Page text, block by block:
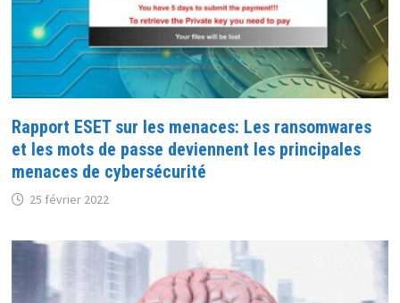
Rapport ESET sur les menaces: Les ransomwares
et les mots de passe deviennent les principales
menaces de cybersécurité
25 février 2022